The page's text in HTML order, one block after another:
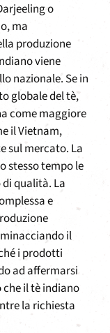
o
ma
produzione
viene
nazionale. Se in
globale del tè,
come maggiore
il Vietnam,
sul mercato. La
stesso tempo le
qualità. La
e
il
i prodotti
ad affermarsi
il tè indiano
la richiesta